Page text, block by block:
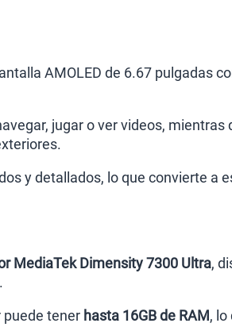
AMOLED de 6.67 pulgadas
jugar o ver videos, mientras
y detallados, lo que convierte a
MediaTek Dimensity 7300 Ultra,
puede tener hasta 16GB de RAM, lo